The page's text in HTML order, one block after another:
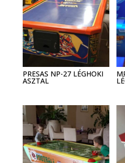
PRESAS NP-27 LÉGHOKI
ASZTAL